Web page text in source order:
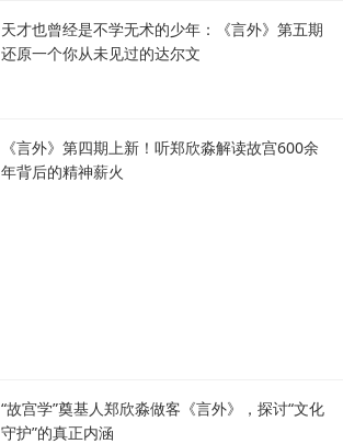
天才也曾经是不学无术的少年：《言外》第五期
还原一个你从未见过的达尔文
《言外》第四期上新！听郑欣淼解读故宫600余
年背后的精神薪火
“故宫学”奠基人郑欣淼做客《言外》，探讨“文化
守护”的真正内涵